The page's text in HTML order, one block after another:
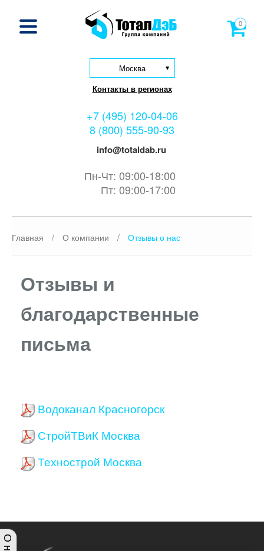
Москва
Контакты в регионах
+7 (495) 120-04-06
8 (800) 555-90-93
info@totaldab.ru
Пн-Чт: 09:00-18:00
Пт: 09:00-17:00
0
Главная / О компании / Отзывы о нас
Отзывы и
благодарственные
письма
Водоканал Красногорск
СтройТВиК Москва
Технострой Москва